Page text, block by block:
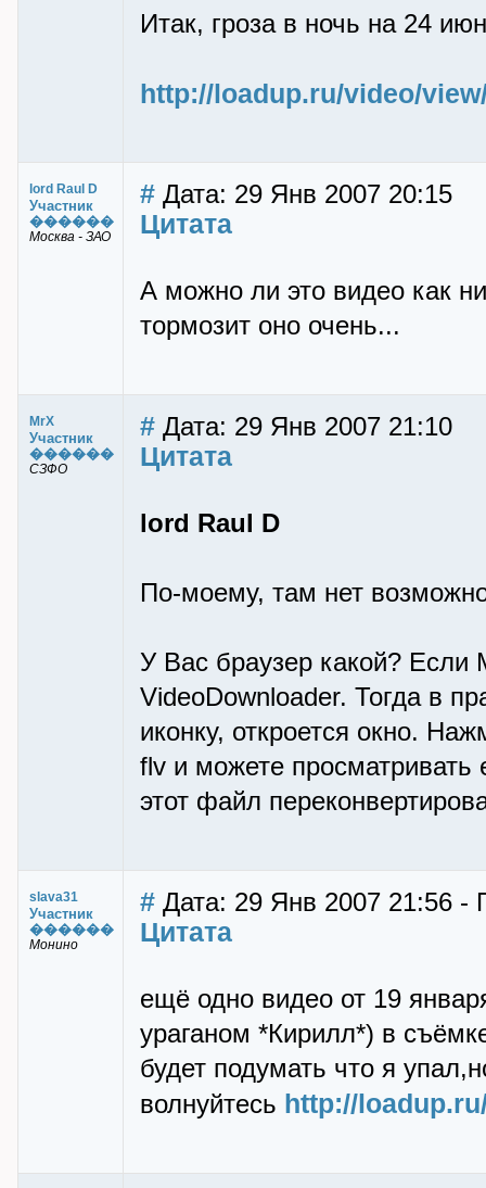
Итак, гроза в ночь на 24
http://loadup.ru/video/
lord Raul D
Участник
������
Москва - ЗАО
# Дата: 29 Янв 2007 20:15
Цитата
А можно ли это видео как
тормозит оно очень...
MrX
Участник
������
СЗФО
# Дата: 29 Янв 2007 21:10
Цитата
lord Raul D
По-моему, там нет
У Вас браузер какой? Если
VideoDownloader. Тогда в
иконку, откроется окно.
flv и можете
этот файл
slava31
Участник
������
Монино
# Дата: 29 Янв 2007 21:56 -
Цитата
ещё одно видео от 19
ураганом *Кирилл*) в
будет подумать что я
волнуйтесь http://